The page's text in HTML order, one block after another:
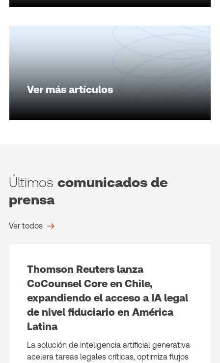
Ver más artículos
Últimos comunicados de
prensa
Ver todos
Thomson Reuters lanza
CoCounsel Core en Chile,
expandiendo el acceso a IA legal
de nivel fiduciario en América
Latina
La solución de inteligencia artificial generativa
acelera tareas legales críticas, optimiza flujos